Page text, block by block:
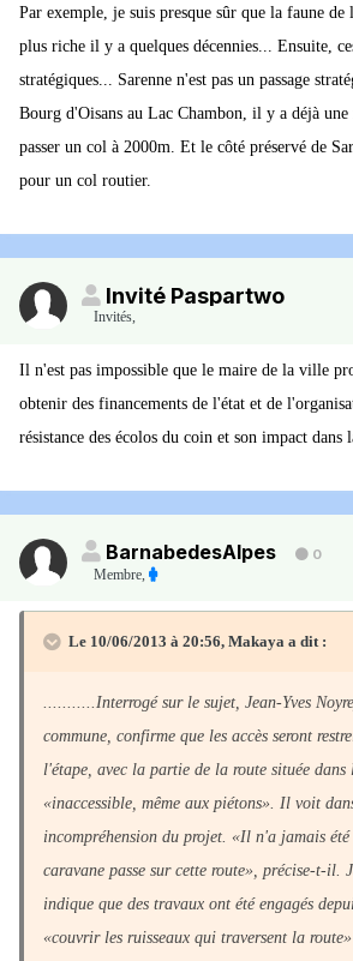
Par exemple, je suis presque sûr que la faune de
plus riche il y a quelques décennies... Ensuite,
stratégiques... Sarenne n'est pas un passage
Bourg d'Oisans au Lac Chambon, il y a déjà une
passer un col à 2000m. Et le côté préservé de
pour un col routier.
Invité Paspartwo
Invités,
Il n'est pas impossible que le maire de la ville
obtenir des financements de l'état et de
résistance des écolos du coin et son impact dans
BarnabedesAlpes
0
Membre,
Le 10/06/2013 à 20:56, Makaya a dit :
...........Interrogé sur le sujet, Jean-Yves
commune, confirme que les accès seront
l'étape, avec la partie de la route située dans
«inaccessible, même aux piétons». Il voit
incompréhension du projet. «Il n'a jamais
caravane passe sur cette route», précise-t-il.
indique que des travaux ont été engagés
«couvrir les ruisseaux qui traversent la